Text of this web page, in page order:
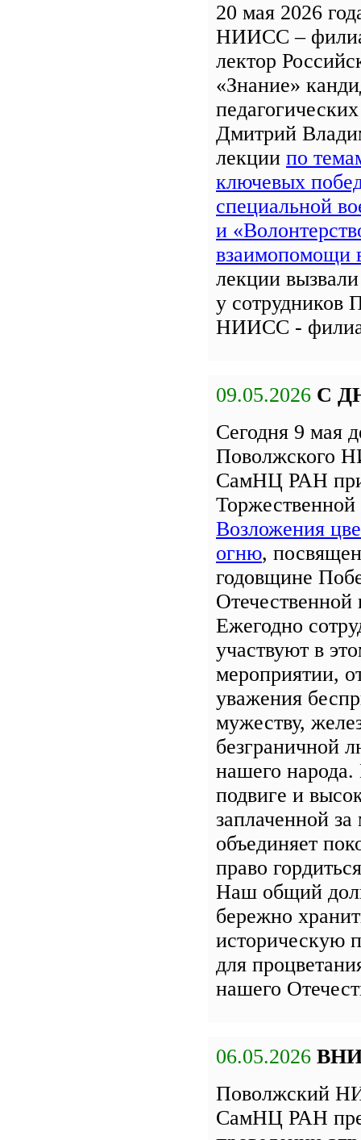
20 мая 2026
НИИСС –
лектор
«Знание»
Дмитрий
лекции по
ключевых
специальной
и
лекции
у сотрудников
НИИСС -
09.05.2026 С
Сегодня 9 мая
Поволжского
СамНЦ РАН
Возложения
огню,
годовщине
Отечественной
Ежегодно
участвуют в
мероприятии,
уважения
мужеству,
безграничной
нашего
подвиге и
заплаченной
объединяет
право
Наш общий
бережно
историческую
для
нашего
06.05.2026
Поволжский
СамНЦ РАН